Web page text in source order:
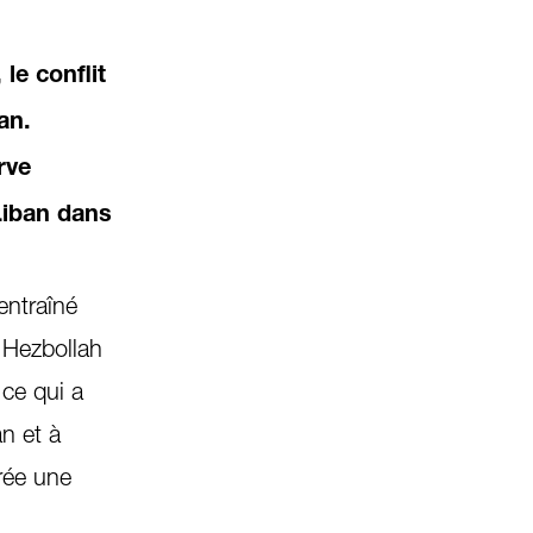
le conflit
dans
qui a
et à
une